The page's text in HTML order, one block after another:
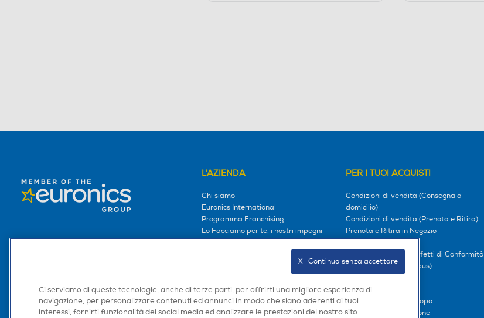
L'AZIENDA
Chi siamo
Euronics International
Programma Franchising
Lo Facciamo per te, i nostri impegni
Retail Media
Ronics: agente AI
PER I TUOI ACQUISTI
Condizioni di vendita (Consegna a
domicilio)
Condizioni di vendita (Prenota e Ritira)
Prenota e Ritira in Negozio
Diritto di Recesso e Difetti di Conformità
Prezzi e Sconti (Omnibus)
Finanziamenti
Compra ora e paga dopo
Consegna e Installazione
Ci serviamo di queste tecnologie, anche di terze parti, per offrirti una migliore esperienza di
navigazione, per personalizzare contenuti ed annunci in modo che siano aderenti ai tuoi
interessi, fornirti funzionalità dei social media ed analizzare le prestazioni del nostro sito.
X   Continua senza accettare